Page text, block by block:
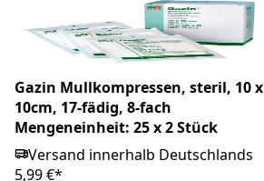
Gazin Mullkompressen, steril, 10 x
10cm, 17-fädig, 8-fach
Mengeneinheit: 25 x 2 Stück
Versand innerhalb Deutschlands
5,99 €*